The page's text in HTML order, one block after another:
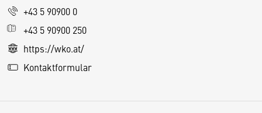
+43 5 90900 0
+43 5 90900 250
https://wko.at/
Kontaktformular
s
e
S
e